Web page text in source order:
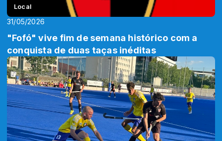
Local
31/05/2026
"Fofó" vive fim de semana histórico com a
conquista de duas taças inéditas